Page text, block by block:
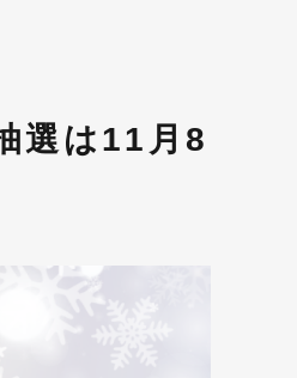
選は11月8